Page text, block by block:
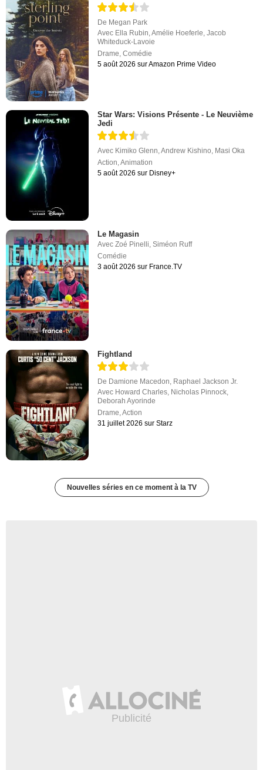
De Megan Park
Avec Ella Rubin ,Amélie Hoeferle ,Jacob
Whiteduck-Lavoie
Drame ,Comédie
5 août 2026 sur Amazon Prime Video
Star Wars: Visions Présente - Le Neuvième
Jedi
Avec Kimiko Glenn,Andrew Kishino, Masi Oka
Action,Animation
5 août 2026 sur Disney+
Le Magasin
AvecZoé Pinelli,Siméon Ruff
Comédie
3 août 2026 sur France.TV
Fightland
De Damione Macedon Raphael Jackson Jr.
Avec Howard Charles Nicholas Pinnock
Deborah Ayorinde
Drame ,Action
31 juillet 2026 sur Starz
Nouvelles séries en ce moment à la TV